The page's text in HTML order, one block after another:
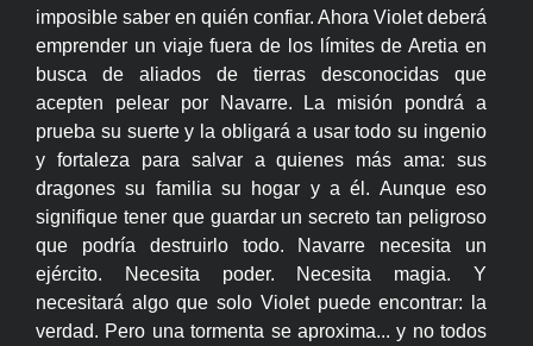
imposible saber en quién confiar. Ahora Violet deberá
emprender un viaje fuera de los límites de Aretia en
busca de aliados de tierras desconocidas que
acepten pelear por Navarre. La misión pondrá a
prueba su suerte y la obligará a usar todo su ingenio
y fortaleza para salvar a quienes más ama: sus
dragones su familia su hogar y a él. Aunque eso
signifique tener que guardar un secreto tan peligroso
que podría destruirlo todo. Navarre necesita un
ejército. Necesita poder. Necesita magia. Y
necesitará algo que solo Violet puede encontrar: la
verdad. Pero una tormenta se aproxima... y no todos